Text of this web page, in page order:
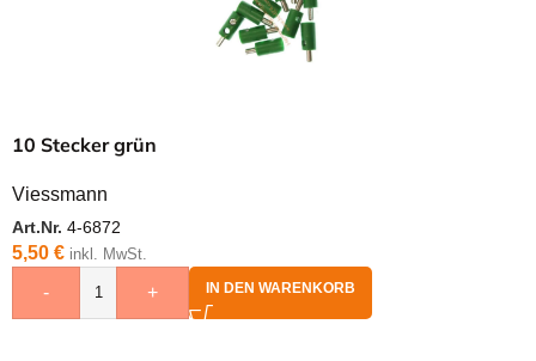
10 Stecker grün
Viessmann
Art.Nr. 4-6872
5,50 € inkl. MwSt.
- + IN DEN WARENKORB